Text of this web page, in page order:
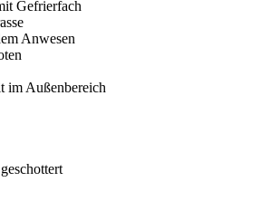
Gefrierfach
Anwesen
im Außenbereich